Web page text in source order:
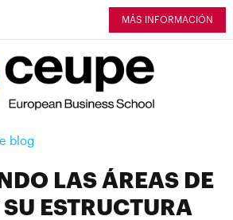
MÁS INFORMACIÓN
blog
LAS ÁREAS DE
ESTRUCTURA